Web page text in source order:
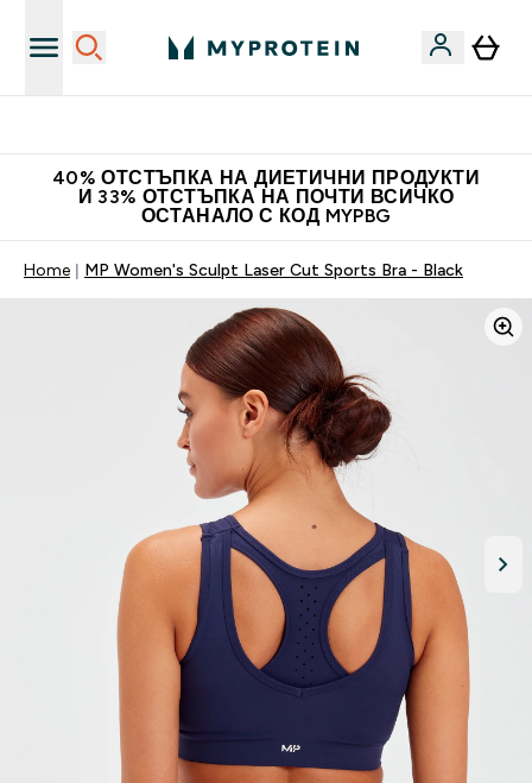
40% ОТСТЪПКА НА ДИЕТИЧНИ ПРОДУКТИ
И 33% ОТСТЪПКА НА ПОЧТИ ВСИЧКО
ОСТАНАЛО С КОД MYPBG
Home MP Women's Sculpt Laser Cut Sports Bra - Black